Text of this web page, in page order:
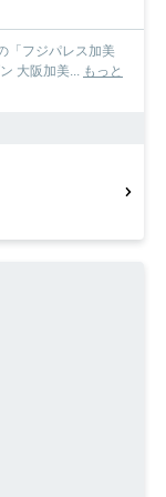
「フジパレス加美
大阪加美... もっと